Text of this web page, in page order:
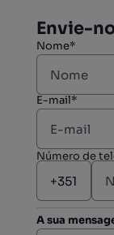
Envie-
Nome*
E-mail*
Número de
A sua